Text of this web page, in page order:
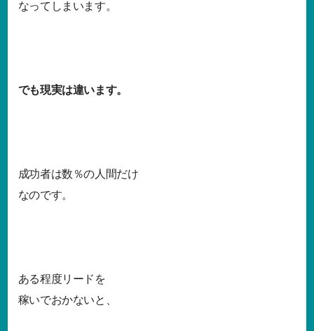
なってしまいます。
でも現実は違います。
成功者は数％の人間だけ
なのです。
ある程度リードを
稼いでおかないと、